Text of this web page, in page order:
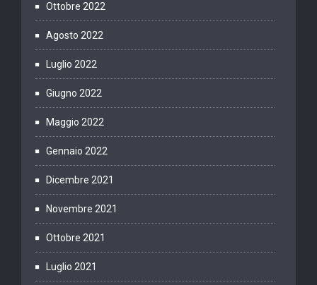
Ottobre 2022
Agosto 2022
Luglio 2022
Giugno 2022
Maggio 2022
Gennaio 2022
Dicembre 2021
Novembre 2021
Ottobre 2021
Luglio 2021